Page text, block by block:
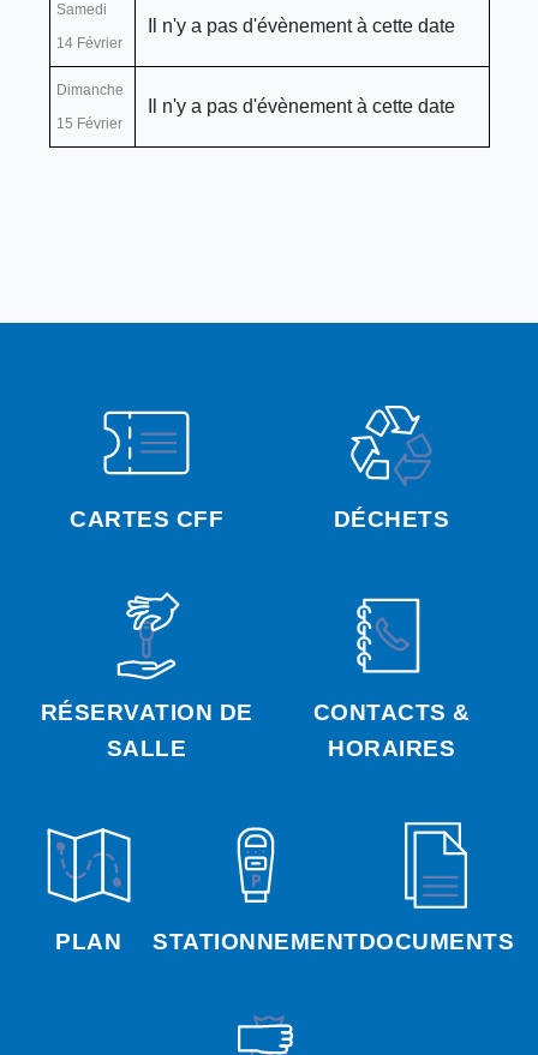
CARTES CFF DÉCHETS
RÉSERVATION DE
SALLE
CONTACTS &
HORAIRES
PLAN STATIONNEMENTDOCUMENTS
Samedi
14 Février
Il n'y a pas d'évènement à cette date
Dimanche
15 Février
Il n'y a pas d'évènement à cette date